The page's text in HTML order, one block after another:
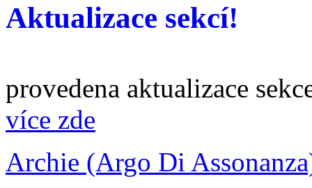
Aktualizace sekcí!
provedena aktualizace
více zde
Archie (Argo Di